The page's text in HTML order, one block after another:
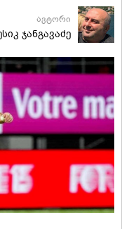
ავტორი
ჯანგავაძე